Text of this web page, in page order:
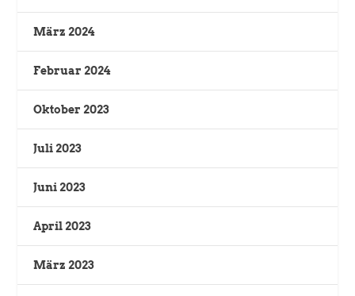
März 2024
Februar 2024
Oktober 2023
Juli 2023
Juni 2023
April 2023
März 2023